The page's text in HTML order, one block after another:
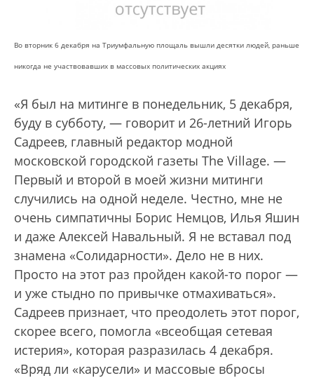
Во вторник 6 декабря на Триумфальную площаль вышли десятки людей, раньше
никогда не участвовавших в массовых политических акциях
«Я был на митинге в понедельник, 5 декабря,
буду в субботу, — говорит и 26-летний Игорь
Садреев, главный редактор модной
московской городской газеты The Village. —
Первый и второй в моей жизни митинги
случились на одной неделе. Честно, мне не
очень симпатичны Борис Немцов, Илья Яшин
и даже Алексей Навальный. Я не вставал под
знамена «Солидарности». Дело не в них.
Просто на этот раз пройден какой-то порог —
и уже стыдно по привычке отмахиваться».
Садреев признает, что преодолеть этот порог,
скорее всего, помогла «всеобщая сетевая
истерия», которая разразилась 4 декабря.
«Вряд ли «карусели» и массовые вбросы